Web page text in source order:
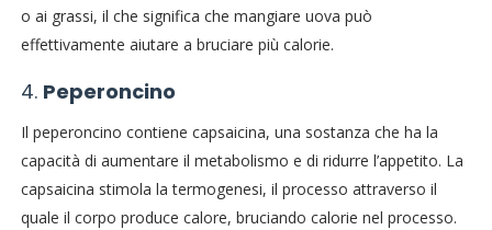
o ai grassi, il che significa che mangiare uova può
effettivamente aiutare a bruciare più calorie.
4. Peperoncino
Il peperoncino contiene capsaicina, una sostanza che ha la
capacità di aumentare il metabolismo e di ridurre l’appetito. La
capsaicina stimola la termogenesi, il processo attraverso il
quale il corpo produce calore, bruciando calorie nel processo.